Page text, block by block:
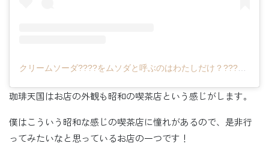
クリームソーダ????をムソダと呼ぶのはわたしだけ？????(@mu_so_da)がシェアした投稿
珈琲天国はお店の外観も昭和の喫茶店という感じがします。
僕はこういう昭和な感じの喫茶店に憧れがあるので、是非行
ってみたいなと思っているお店の一つです！